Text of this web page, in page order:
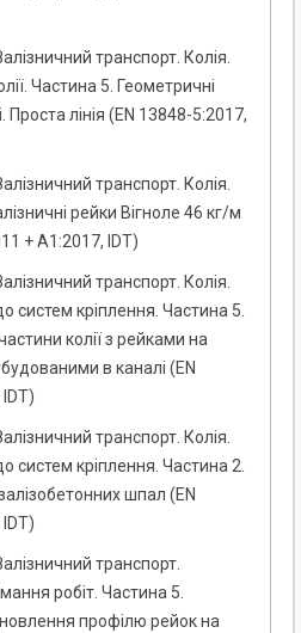
транспорт. Колія.
Частина 5. Геометричні
Проста лінія (EN 13848-5:2017,
транспорт. Колія.
рейки Вігноле 46 кг/м
+ A1:2017, IDT)
транспорт. Колія.
систем кріплення. Частина 5.
колії з рейками на
в каналі (EN
транспорт. Колія.
систем кріплення. Частина 2.
шпал (EN
транспорт.
робіт. Частина 5.
профілю рейок на